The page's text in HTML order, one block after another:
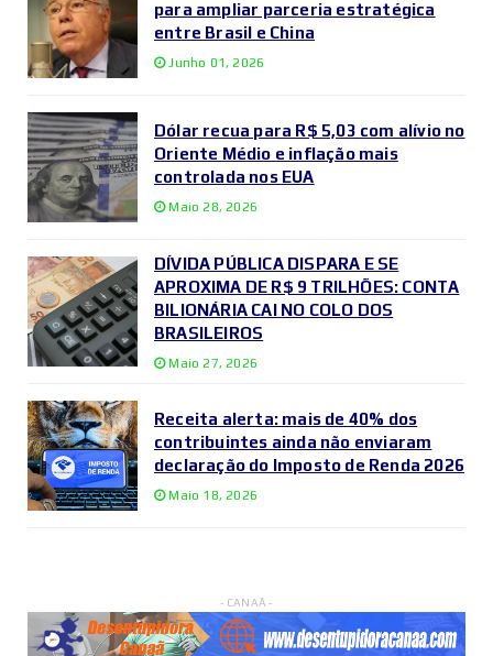
para ampliar parceria estratégica
entre Brasil e China
Junho 01, 2026
Dólar recua para R$ 5,03 com alívio no
Oriente Médio e inflação mais
controlada nos EUA
Maio 28, 2026
DÍVIDA PÚBLICA DISPARA E SE
APROXIMA DE R$ 9 TRILHÕES: CONTA
BILIONÁRIA CAI NO COLO DOS
BRASILEIROS
Maio 27, 2026
Receita alerta: mais de 40% dos
contribuintes ainda não enviaram
declaração do Imposto de Renda 2026
Maio 18, 2026
- CANAÃ -